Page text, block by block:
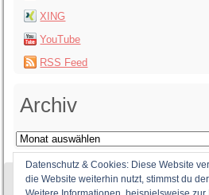
XING
YouTube
RSS Feed
Archiv
Archiv
Datenschutz & Cookies: Diese Website
die Website weiterhin nutzt, stimmst du